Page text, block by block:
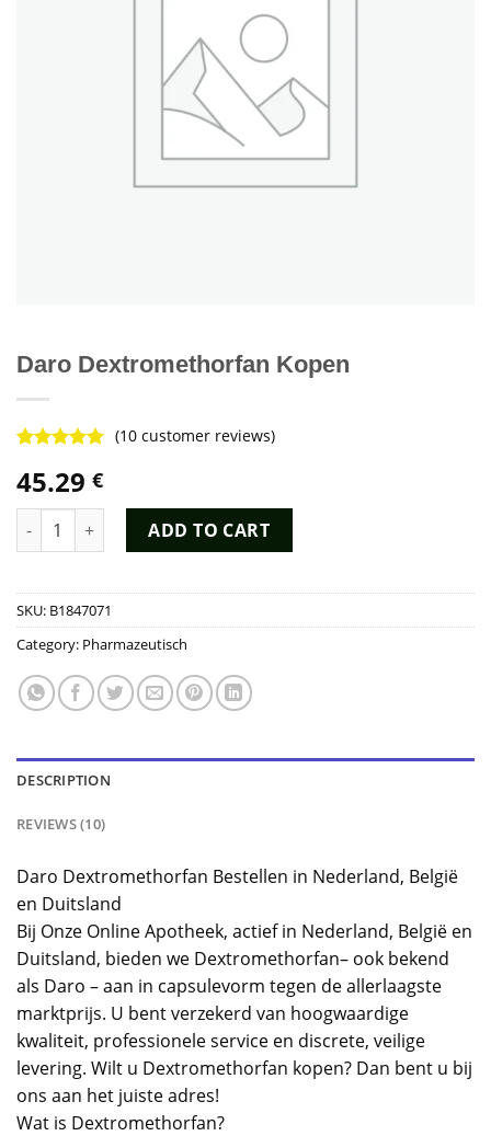
Daro Dextromethorfan Kopen
out of 5
based on
customer
ratings
(10 customer reviews)
45.29 €
Daro Dextromethorfan Kopen quantity
ADD TO CART
SKU: B1847071
Category: Pharmazeutisch
DESCRIPTION
REVIEWS (10)
Daro Dextromethorfan Bestellen in Nederland, België
en Duitsland
Bij Onze Online Apotheek, actief in Nederland, België en
Duitsland, bieden we Dextromethorfan– ook bekend
als Daro – aan in capsulevorm tegen de allerlaagste
marktprijs. U bent verzekerd van hoogwaardige
kwaliteit, professionele service en discrete, veilige
levering. Wilt u Dextromethorfan kopen? Dan bent u bij
ons aan het juiste adres!
Wat is Dextromethorfan?